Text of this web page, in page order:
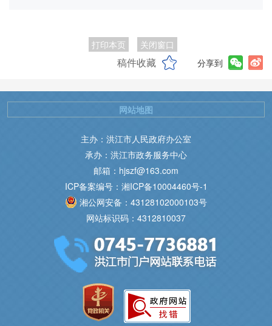
打印本页 关闭窗口
稿件收藏 分享到
主办：洪江市人民政府办公室
承办：洪江市政务服务中心
邮箱：hjszf@163.com
ICP备案编号：湘ICP备10004460号-1
湘公网安备：43128102000103号
网站标识码：4312810037
网站地图